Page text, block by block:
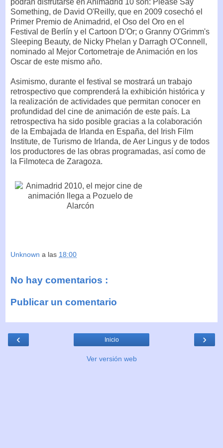
Something, de David O'Reilly, que en 2009 cosechó el
Primer Premio de Animadrid, el Oso del Oro en el
Festival de Berlín y el Cartoon D'Or; o Granny O'Grimm's
Sleeping Beauty, de Nicky Phelan y Darragh O'Connell,
nominado al Mejor Cortometraje de Animación en los
Oscar de este mismo año.
Asimismo, durante el festival se mostrará un trabajo
retrospectivo que comprenderá la exhibición histórica y
la realización de actividades que permitan conocer en
profundidad del cine de animación de este país. La
retrospectiva ha sido posible gracias a la colaboración
de la Embajada de Irlanda en España, del Irish Film
Institute, de Turismo de Irlanda, de Aer Lingus y de todos
los productores de las obras programadas, así como de
la Filmoteca de Zaragoza.
Unknown a las 18:00
No hay comentarios :
Publicar un comentario
‹ ›
Inicio
Ver versión web